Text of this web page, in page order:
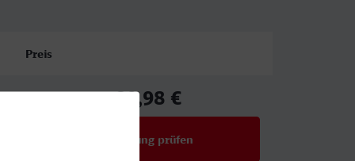
Preis
80,98 €
Verbindung prüfen